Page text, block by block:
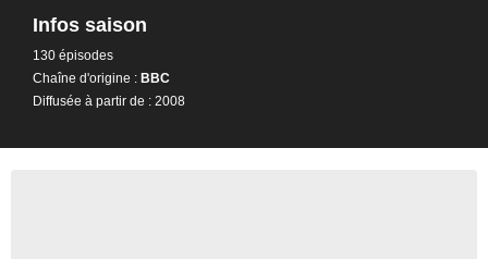
Infos saison
130 épisodes
Chaîne d'origine : BBC
Diffusée à partir de : 2008